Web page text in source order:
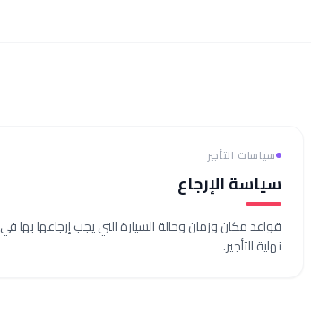
سياسات التأجير
سياسة الإرجاع
قواعد مكان وزمان وحالة السيارة التي يجب إرجاعها بها في
نهاية التأجير.